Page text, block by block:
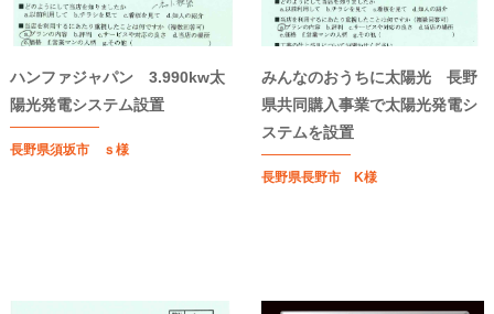
ハンファジャパン 3.990kw太
陽光発電システム設置
長野県須坂市 ｓ様
みんなのおうちに太陽光 長野
県共同購入事業で太陽光発電シ
ステムを設置
長野県長野市 K様